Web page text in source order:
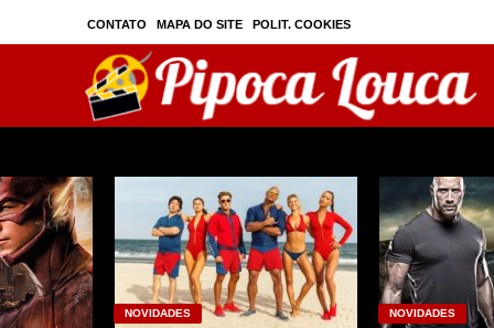
CONTATO MAPA DO SITE POLIT. COOKIES
PRIVAC./SEGURANÇA
NOVIDADES NOVIDADES